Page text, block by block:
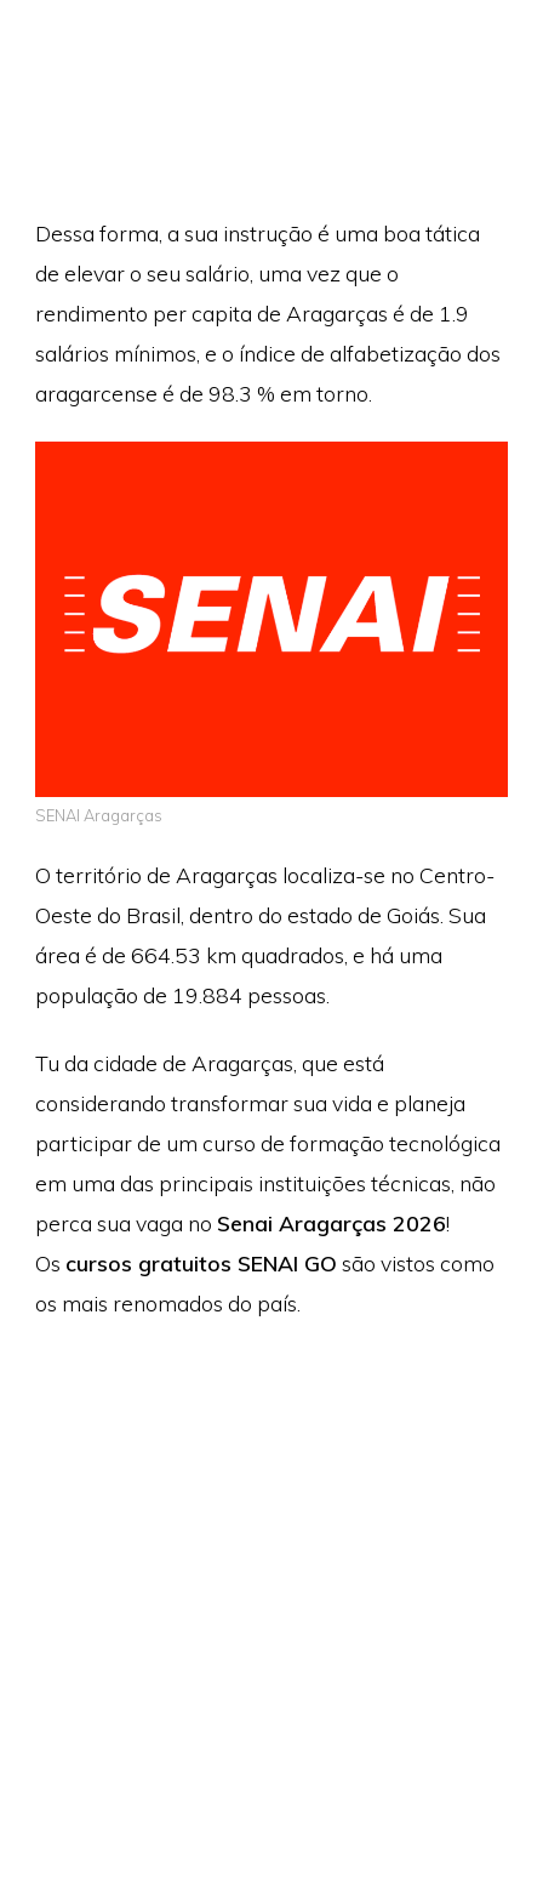
Dessa forma, a sua instrução é uma boa tática
de elevar o seu salário, uma vez que o
rendimento per capita de Aragarças é de 1.9
salários mínimos, e o índice de alfabetização dos
aragarcense é de 98.3 % em torno.
SENAI Aragarças
O território de Aragarças localiza-se no Centro-
Oeste do Brasil, dentro do estado de Goiás. Sua
área é de 664.53 km quadrados, e há uma
população de 19.884 pessoas.
Tu da cidade de Aragarças, que está
considerando transformar sua vida e planeja
participar de um curso de formação tecnológica
em uma das principais instituições técnicas, não
perca sua vaga no Senai Aragarças 2026!
Os cursos gratuitos SENAI GO são vistos como
os mais renomados do país.